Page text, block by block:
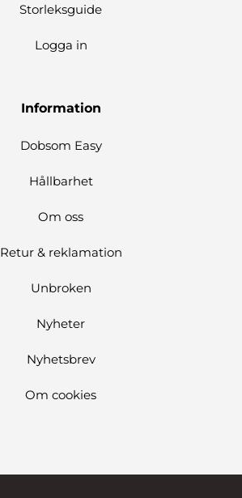
Storleksguide
Logga in
Information
Dobsom Easy
Hållbarhet
Om oss
Retur & reklamation
Unbroken
Nyheter
Nyhetsbrev
Om cookies